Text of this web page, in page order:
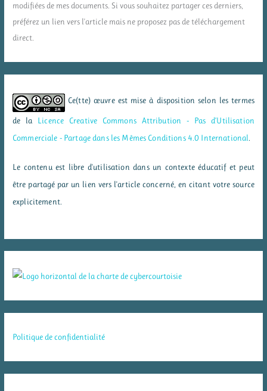
modifiées de mes documents. Si vous souhaitez partager ces derniers,
préférez un lien vers l'article mais ne proposez pas de téléchargement
direct.
Ce(tte) œuvre est mise à disposition selon les termes
de la Licence Creative Commons Attribution - Pas d’Utilisation
Commerciale - Partage dans les Mêmes Conditions 4.0 International.
Le contenu est libre d'utilisation dans un contexte éducatif et peut
être partagé par un lien vers l'article concerné, en citant votre source
explicitement.
Politique de confidentialité